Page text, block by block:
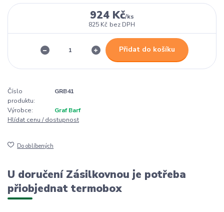
924 Kč/ks
825 Kč bez DPH
Přidat do košíku
Číslo
produktu:
GRB41
Výrobce:
Graf Barf
Hlídat cenu / dostupnost
Do oblíbených
U doručení Zásilkovnou je potřeba
přiobjednat termobox